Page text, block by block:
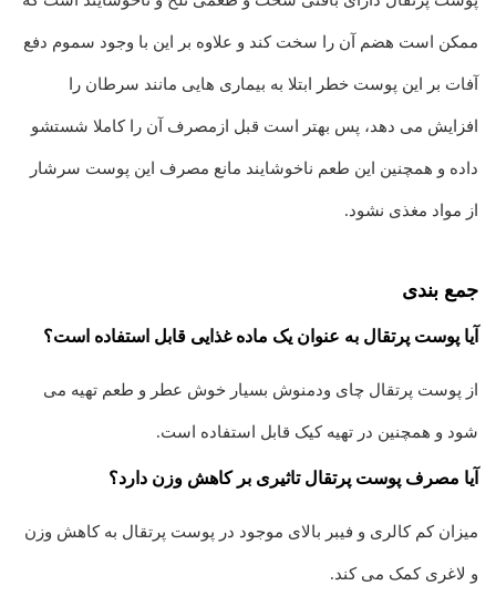
ممکن است هضم آن را سخت کند و علاوه بر این با وجود سموم دفع
آفات بر این پوست خطر ابتلا به بیماری هایی مانند سرطان را
افزایش می دهد، پس بهتر است قبل ازمصرف آن را کاملا شستشو
داده و همچنین این طعم ناخوشایند مانع مصرف این پوست سرشار
از مواد مغذی نشود.
جمع بندی
آیا پوست پرتقال به عنوان یک ماده غذایی قابل استفاده است؟
از پوست پرتقال چای ودمنوش بسیار خوش عطر و طعم تهیه می
شود و همچنین در تهیه کیک قابل استفاده است.
آیا مصرف پوست پرتقال تاثیری بر کاهش وزن دارد؟
میزان کم کالری و فیبر بالای موجود در پوست پرتقال به کاهش وزن
و لاغری کمک می کند.